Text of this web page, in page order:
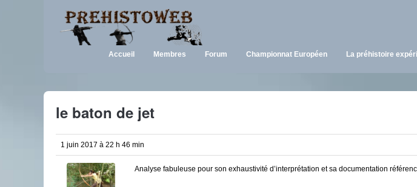
Accueil Membres Forum Championnat Européen La préhistoire
le baton de jet
1 juin 2017 à 22 h 46 min
Analyse fabuleuse pour son exhaustivité d’interprétation et sa documentation